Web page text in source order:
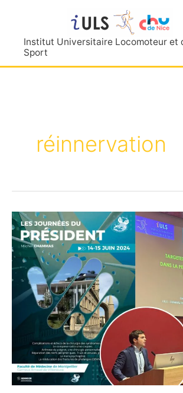
contenuInstitut Universitaire Locomoteur et
Sport
réinnervation